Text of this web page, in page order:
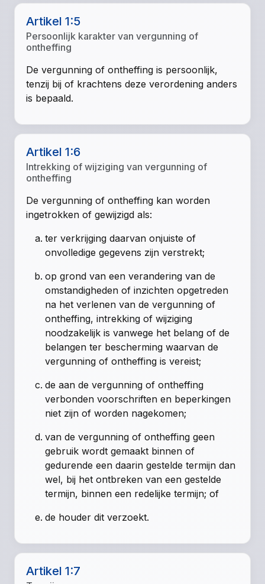
Artikel 1:5
Persoonlijk karakter van vergunning of
ontheffing
De vergunning of ontheffing is persoonlijk,
tenzij bij of krachtens deze verordening anders
is bepaald.
Artikel 1:6
Intrekking of wijziging van vergunning of
ontheffing
De vergunning of ontheffing kan worden
ingetrokken of gewijzigd als:
ter verkrijging daarvan onjuiste of
onvolledige gegevens zijn verstrekt;
op grond van een verandering van de
omstandigheden of inzichten opgetreden
na het verlenen van de vergunning of
ontheffing, intrekking of wijziging
noodzakelijk is vanwege het belang of de
belangen ter bescherming waarvan de
vergunning of ontheffing is vereist;
de aan de vergunning of ontheffing
verbonden voorschriften en beperkingen
niet zijn of worden nagekomen;
van de vergunning of ontheffing geen
gebruik wordt gemaakt binnen of
gedurende een daarin gestelde termijn dan
wel, bij het ontbreken van een gestelde
termijn, binnen een redelijke termijn; of
de houder dit verzoekt.
Artikel 1:7